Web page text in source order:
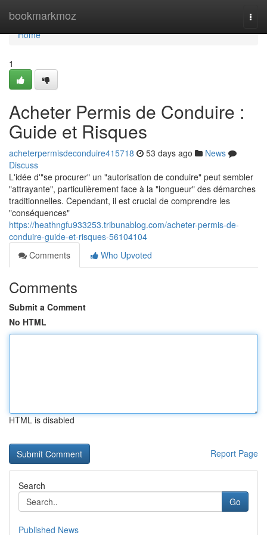
bookmarkmoz
Home
Home
1
Acheter Permis de Conduire :
Guide et Risques
acheterpermisdeconduire415718 53 days ago
News
Discuss
L'idée d'"se procurer" un "autorisation de conduire" peut sembler
"attrayante", particulièrement face à la "longueur" des démarches
traditionnelles. Cependant, il est crucial de comprendre les
"conséquences"
https://heathngfu933253.tribunablog.com/acheter-permis-de-
conduire-guide-et-risques-56104104
Comments
Who Upvoted
Comments
Submit a Comment
No HTML
HTML is disabled
Report Page
Search
Go
Published News